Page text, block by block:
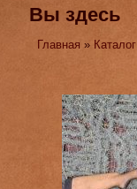
Вы здесь
Главная » Каталог